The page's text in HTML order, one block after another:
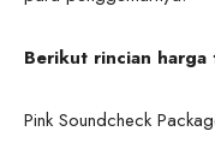
Berikut rincian
Pink Soundcheck